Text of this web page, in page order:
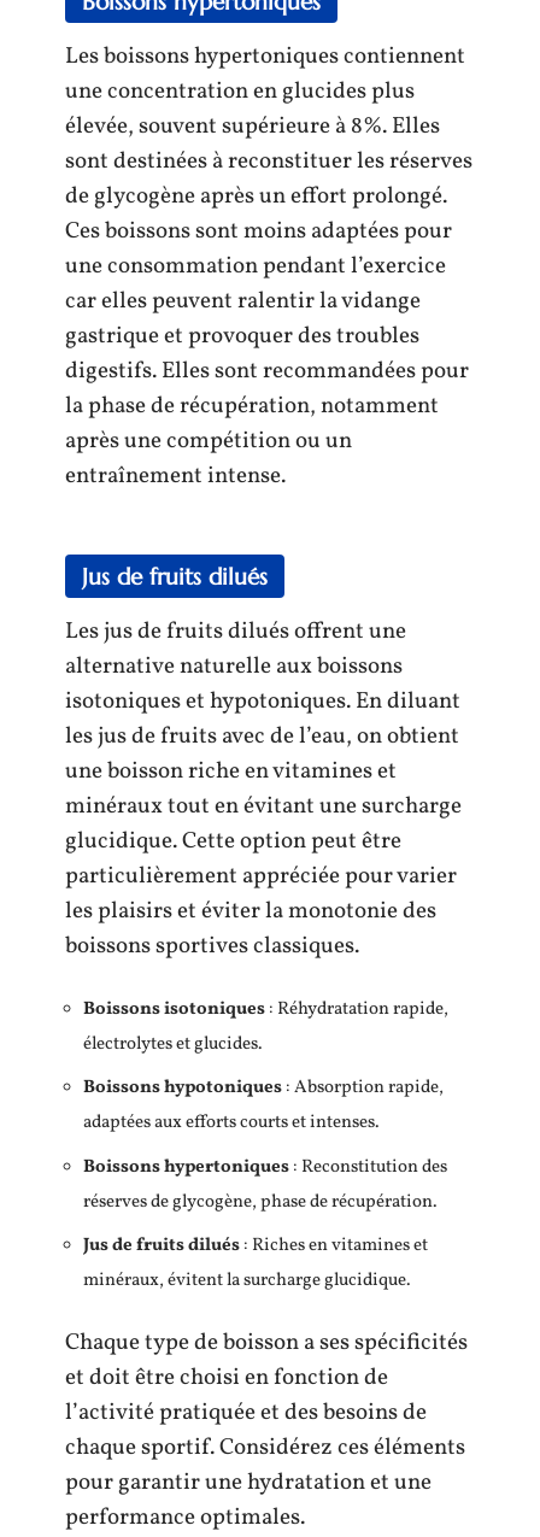
Les boissons hypertoniques contiennent
une concentration en glucides plus
élevée, souvent supérieure à 8%. Elles
sont destinées à reconstituer les réserves
de glycogène après un effort prolongé.
Ces boissons sont moins adaptées pour
une consommation pendant l’exercice
car elles peuvent ralentir la vidange
gastrique et provoquer des troubles
digestifs. Elles sont recommandées pour
la phase de récupération, notamment
après une compétition ou un
entraînement intense.
Jus de fruits dilués
Les jus de fruits dilués offrent une
alternative naturelle aux boissons
isotoniques et hypotoniques. En diluant
les jus de fruits avec de l’eau, on obtient
une boisson riche en vitamines et
minéraux tout en évitant une surcharge
glucidique. Cette option peut être
particulièrement appréciée pour varier
les plaisirs et éviter la monotonie des
boissons sportives classiques.
Boissons isotoniques: Réhydratation rapide,
électrolytes et glucides.
Boissons hypotoniques: Absorption rapide,
adaptées aux efforts courts et intenses.
Boissons hypertoniques: Reconstitution des
réserves de glycogène, phase de récupération.
Jus de fruits dilués: Riches en vitamines et
minéraux, évitent la surcharge glucidique.
Chaque type de boisson a ses spécificités
et doit être choisi en fonction de
l’activité pratiquée et des besoins de
chaque sportif. Considérez ces éléments
pour garantir une hydratation et une
performance optimales.